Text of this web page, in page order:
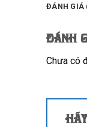
ĐÁNH GIÁ
Đánh
Chưa có